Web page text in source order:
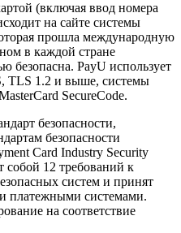
(включая ввод номера
на сайте системы
прошла международную
в каждой стране
безопасна. PayU использует
TLS 1.2 и выше, системы
SecureCode.
безопасности,
безопасности
Card Industry Security
собой 12 требований к
систем и принят
платежными системами.
на соответствие